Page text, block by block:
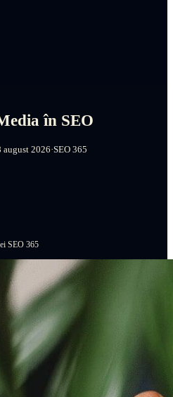
în SEO
august 2026·SEO 365
SEO 365